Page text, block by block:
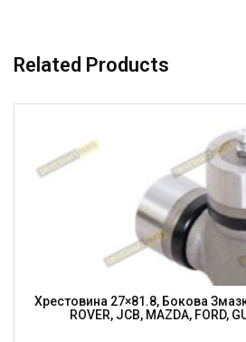
Related Products
Хрестовина 27×81.8, Бокова
ROVER, JCB, MAZDA, FORD,